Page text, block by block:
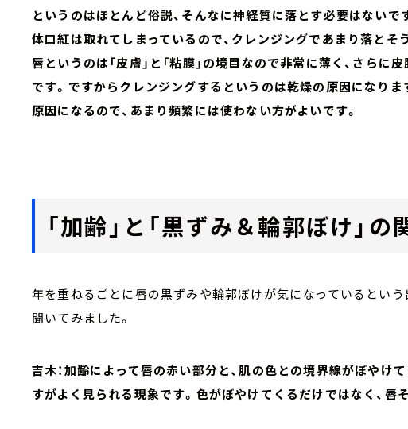
というのはほとんど俗説、そんなに神経質に落とす必要はないで
体口紅は取れてしまっているので、クレンジングであまり落とそ
唇というのは「皮膚」と「粘膜」の境目なので非常に薄く、さら
です。ですからクレンジングするというのは乾燥の原因になり
原因になるので、あまり頻繁には使わない方がよいです。
「加齢」と「黒ずみ＆輪郭ぼけ」の
年を重ねるごとに唇の黒ずみや輪郭ぼけが気になっているとい
聞いてみました。
吉木：加齢によって唇の赤い部分と、肌の色との境界線がぼやけ
すがよく見られる現象です。色がぼやけてくるだけではなく、唇